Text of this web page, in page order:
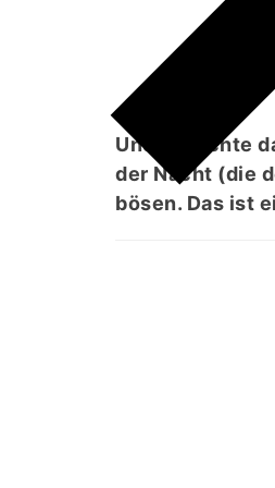
Und verrichte
der Nacht (die
bösen. Das ist